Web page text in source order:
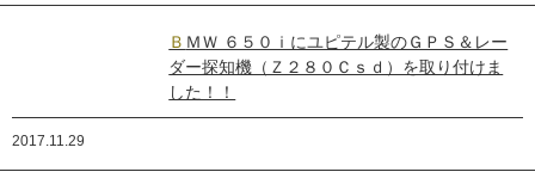
ＢＭＷ ６５０ｉにユピテル製のＧＰＳ＆レー
ダー探知機（Ｚ２８０Ｃｓｄ）を取り付けま
した！！
2017.11.29